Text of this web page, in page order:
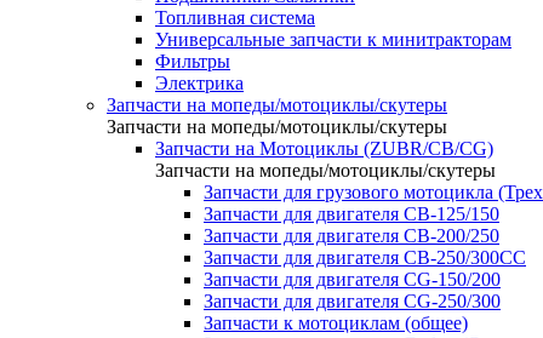
Топливная система
Универсальные запчасти к минитракторам
Фильтры
Электрика
Запчасти на мопеды/мотоциклы/скутеры
Запчасти на мопеды/мотоциклы/скутеры
Запчасти на Мотоциклы (ZUBR/CB/CG)
Запчасти на мопеды/мотоциклы/скутеры
Запчасти для грузового мотоцикла
Запчасти для двигателя CB-125/150
Запчасти для двигателя CB-200/250
Запчасти для двигателя CB-250/300СС
Запчасти для двигателя CG-150/200
Запчасти для двигателя CG-250/300
Запчасти к мотоциклам (общее)